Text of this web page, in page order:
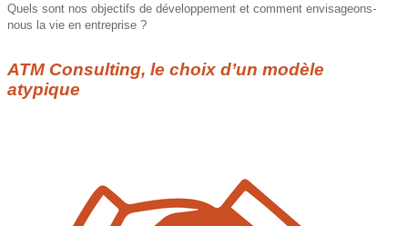
Quels sont nos objectifs de développement et comment envisageons-
nous la vie en entreprise ?
ATM Consulting, le choix d’un modèle
atypique